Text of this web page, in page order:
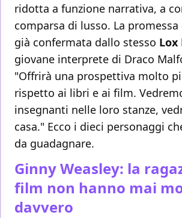
ridotta a funzione narrativa, a
comparsa di lusso. La promessa
già confermata dallo stesso
giovane interprete di Draco
"Offrirà una prospettiva molto
rispetto ai libri e ai film.
insegnanti nelle loro stanze,
casa." Ecco i dieci personaggi
da guadagnare.
Ginny Weasley: la
film non hanno mai
davvero